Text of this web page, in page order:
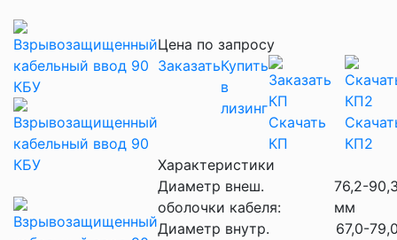
Характеристики
Диаметр внеш.
оболочки кабеля:
76,2-
мм
Диаметр внутр.
67,0-
Цена по запросу
ЗаказатьКупить
в
лизинг
Скачать
КП
КП2